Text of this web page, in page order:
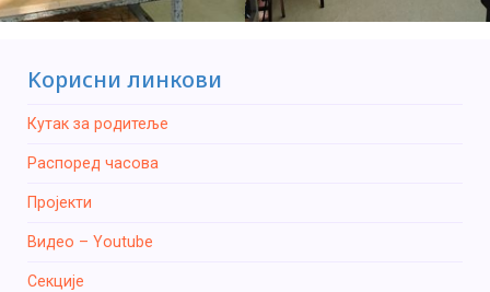
Kорисни линкови
Кутак за родитеље
Распоред часова
Пројекти
Видео – Youtube
Секције